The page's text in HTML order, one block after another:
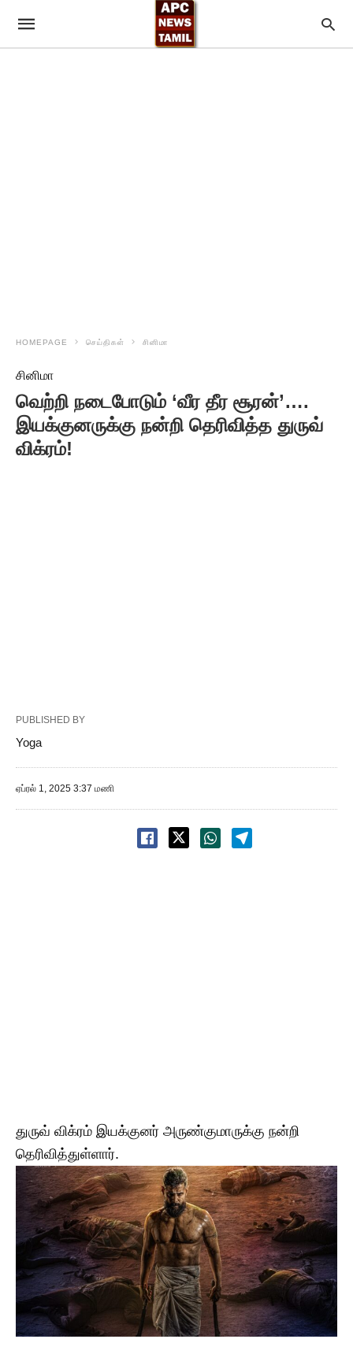
HOMEPAGE செய்திகள் சினிமா
சினிமா
வெற்றி நடைபோடும் ‘வீர தீர சூரன்’….
இயக்குனருக்கு நன்றி தெரிவித்த துருவ்
விக்ரம்!
PUBLISHED BY
Yoga
ஏப்ரல் 1, 2025 3:37 மணி
துருவ் விக்ரம் இயக்குனர் அருண்குமாருக்கு நன்றி
தெரிவித்துள்ளார்.